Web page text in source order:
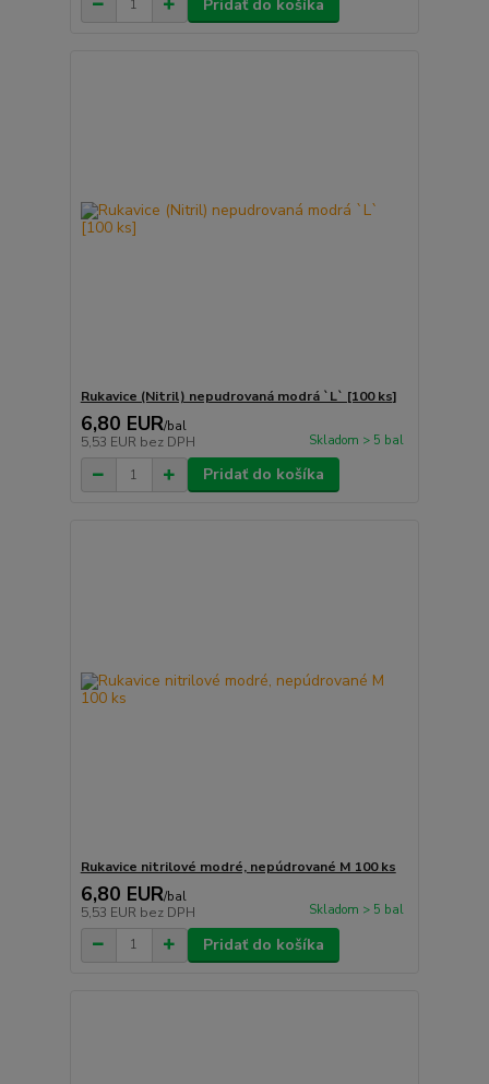
Pridať do košíka
Rukavice (Nitril) nepudrovaná modrá `L` [100 ks]
6,80 EUR/bal
5,53 EUR bez DPH Skladom > 5 bal
Pridať do košíka
Rukavice nitrilové modré, nepúdrované M 100 ks
6,80 EUR/bal
5,53 EUR bez DPH Skladom > 5 bal
Pridať do košíka